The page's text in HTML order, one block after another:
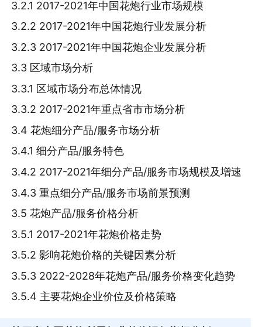
3.2.1 2017-2021年中国花炮行业市场规模
3.2.2 2017-2021年中国花炮行业发展分析
3.2.3 2017-2021年中国花炮企业发展分析
3.3 区域市场分析
3.3.1 区域市场分布总体情况
3.3.2 2017-2021年重点省市市场分析
3.4 花炮细分产品/服务市场分析
3.4.1 细分产品/服务特色
3.4.2 2017-2021年细分产品/服务市场规模及增速
3.4.3 重点细分产品/服务市场前景预测
3.5 花炮产品/服务价格分析
3.5.1 2017-2021年花炮价格走势
3.5.2 影响花炮价格的关键因素分析
3.5.3 2022-2028年花炮产品/服务价格变化趋势
3.5.4 主要花炮企业价位及价格策略